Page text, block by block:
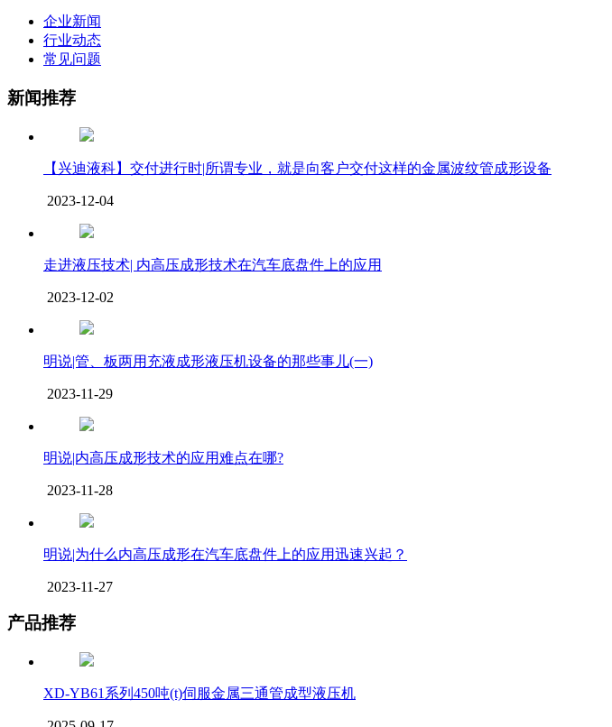
企业新闻
行业动态
常见问题
新闻推荐
【兴迪液科】交付进行时|所谓专业，就是向客户交付这样的金属波纹管成形设备
2023-12-04
走进液压技术| 内高压成形技术在汽车底盘件上的应用
2023-12-02
明说|管、板两用充液成形液压机设备的那些事儿(一)
2023-11-29
明说|内高压成形技术的应用难点在哪?
2023-11-28
明说|为什么内高压成形在汽车底盘件上的应用迅速兴起？
2023-11-27
产品推荐
XD-YB61系列450吨(t)伺服金属三通管成型液压机